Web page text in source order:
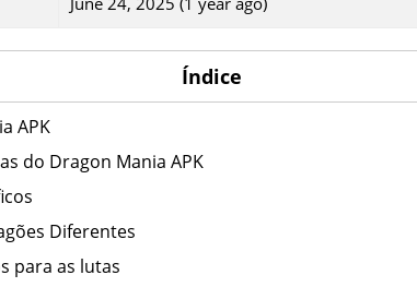
Índice
APK
do Dragon Mania APK
Diferentes
para as lutas